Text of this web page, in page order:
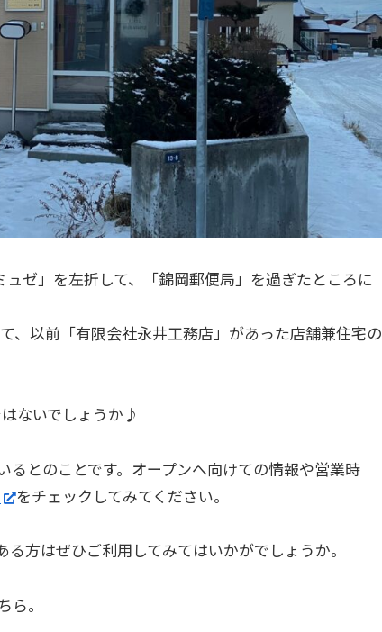
ゼ」を左折して、「錦岡郵便局」を過ぎたところに
、以前「有限会社永井工務店」があった店舗兼住宅の
ないでしょうか♪
るとのことです。オープンへ向けての情報や営業時
をチェックしてみてください。
方はぜひご利用してみてはいかがでしょうか。
ら。